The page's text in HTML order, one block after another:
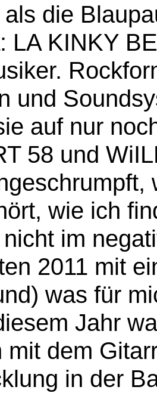
die
LA KINKY
und
auf nur
58 und
wie ich
im
2011 mit
was für
Jahr
mit dem
in der